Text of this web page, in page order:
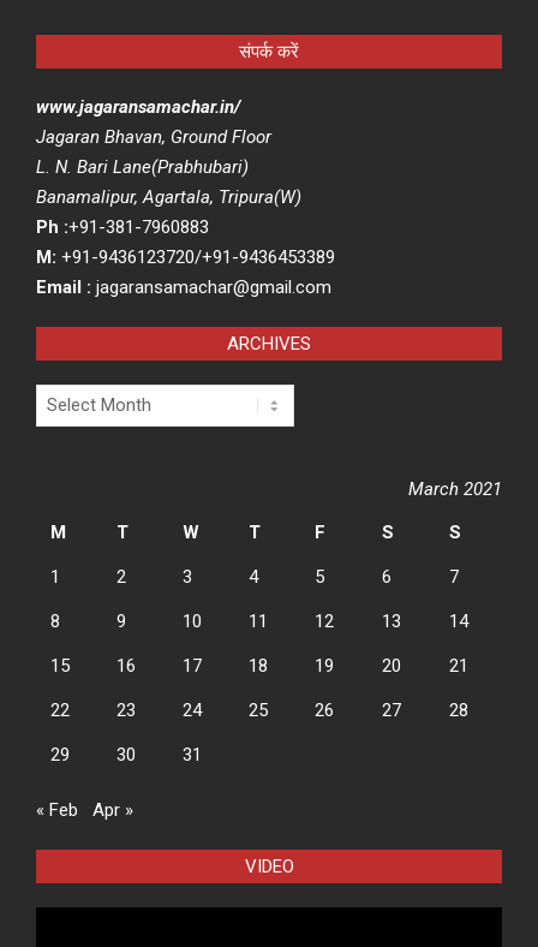
संपर्क करें
www.jagaransamachar.in/
Jagaran Bhavan, Ground Floor
L. N. Bari Lane(Prabhubari)
Banamalipur, Agartala, Tripura(W)
Ph :+91-381-7960883
M: +91-9436123720/+91-9436453389
Email : jagaransamachar@gmail.com
ARCHIVES
Archives
March 2021
M
T W T F S S
1 2 3 4 5 6 7
8 9 10 11 12 13 14
15 16 17 18 19 20 21
22 23 24 25 26 27 28
29 30 31
« Feb Apr »
VIDEO